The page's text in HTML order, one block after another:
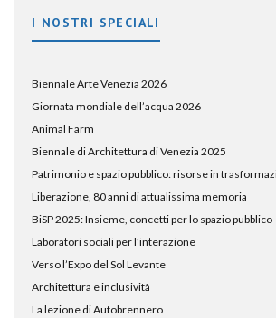
I NOSTRI SPECIALI
Biennale Arte Venezia 2026
Giornata mondiale dell’acqua 2026
Animal Farm
Biennale di Architettura di Venezia 2025
Patrimonio e spazio pubblico: risorse in
Liberazione, 80 anni di attualissima memoria
BiSP 2025: Insieme, concetti per lo spazio pubblico
Laboratori sociali per l’interazione
Verso l’Expo del Sol Levante
Architettura e inclusività
La lezione di Autobrennero